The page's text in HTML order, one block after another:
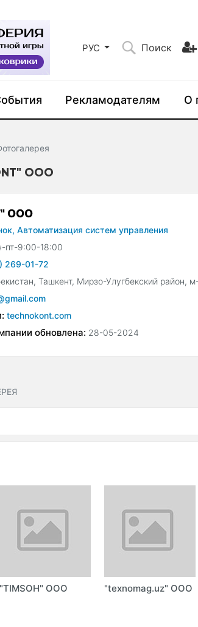
РУС Поиск
Рекламодателям О
ООО
ООО
Автоматизация систем управления
пт-9:00-18:00
269-01-72
Ташкент, Мирзо-Улугбекский район,
technokont.com
обновлена: 28-05-2024
"TIMSOH" ООО "texnomag.uz" ООО